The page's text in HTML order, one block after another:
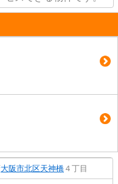
大阪市北区天神橋 ４丁目